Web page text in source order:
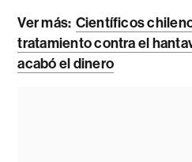
Ver más: Científicos
tratamiento contra el
acabó el dinero